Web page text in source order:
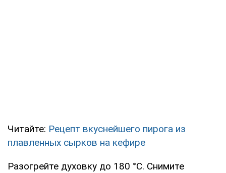
Читайте: Рецепт вкуснейшего пирога из
плавленных сырков на кефире
Разогрейте духовку до 180 °C. Снимите